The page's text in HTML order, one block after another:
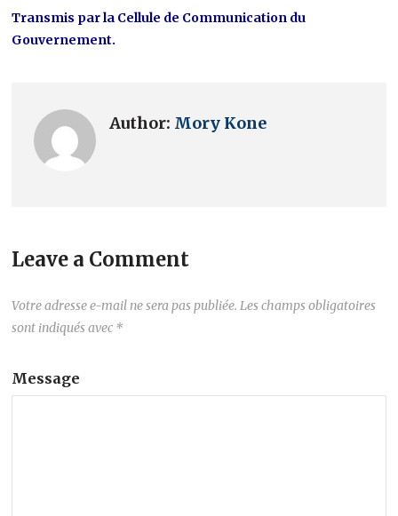
Transmis par la Cellule de Communication du
Gouvernement.
Author: Mory Kone
Leave a Comment
Votre adresse e-mail ne sera pas publiée. Les champs obligatoires
sont indiqués avec *
Message